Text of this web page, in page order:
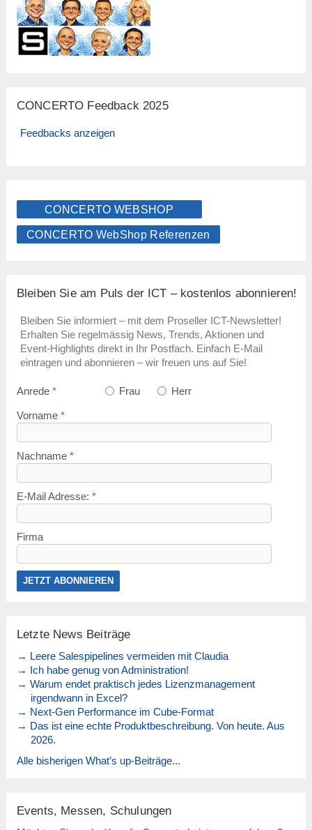
CONCERTO Feedback 2025
Feedbacks anzeigen
CONCERTO WEBSHOP
CONCERTO WebShop Referenzen
Bleiben Sie am Puls der ICT – kostenlos abonnieren!
Bleiben Sie informiert – mit dem Proseller ICT-Newsletter!
Erhalten Sie regelmässig News, Trends, Aktionen und
Event-Highlights direkt in Ihr Postfach. Einfach E-Mail
eintragen und abonnieren – wir freuen uns auf Sie!
Anrede * Frau Herr
Vorname *
Nachname *
E-Mail Adresse: *
Firma
Letzte News Beiträge
→ Leere Salespipelines vermeiden mit Claudia
→ Ich habe genug von Administration!
→ Warum endet praktisch jedes Lizenzmanagement
irgendwann in Excel?
→ Next-Gen Performance im Cube-Format
→ Das ist eine echte Produktbeschreibung. Von heute. Aus
2026.
Alle bisherigen What’s up-Beiträge...
Events, Messen, Schulungen